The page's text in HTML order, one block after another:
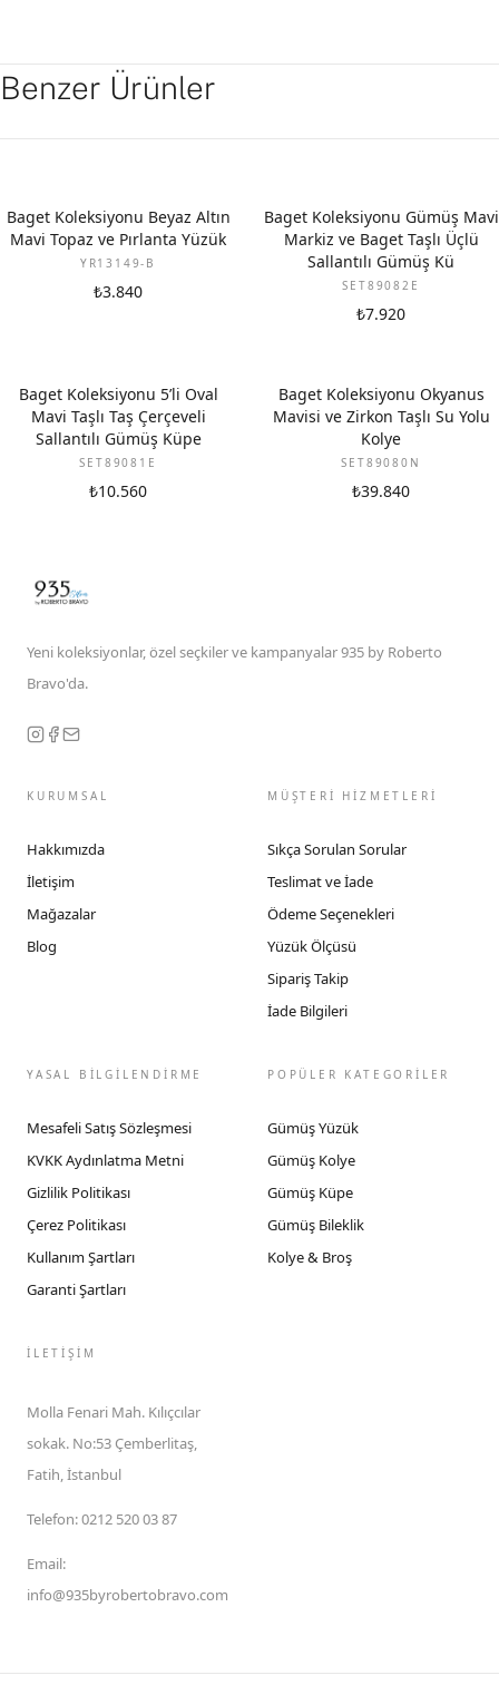
Benzer Ürünler
YENI
Baget Koleksiyonu Beyaz Altın
Mavi Topaz ve Pırlanta Yüzük
YR13149-B
₺3.840
Baget Koleksiyonu Gümüş Mavi
Markiz ve Baget Taşlı Üçlü
Sallantılı Gümüş Kü
SET89082E
₺7.920
Baget Koleksiyonu 5’li Oval
Mavi Taşlı Taş Çerçeveli
Sallantılı Gümüş Küpe
SET89081E
₺10.560
Baget Koleksiyonu Okyanus
Mavisi ve Zirkon Taşlı Su Yolu
Kolye
SET89080N
₺39.840
Yeni koleksiyonlar, özel seçkiler ve kampanyalar 935 by Roberto
Bravo'da.
KURUMSAL
Hakkımızda
İletişim
Mağazalar
Blog
MÜŞTERİ HİZMETLERİ
Sıkça Sorulan Sorular
Teslimat ve İade
Ödeme Seçenekleri
Yüzük Ölçüsü
Sipariş Takip
İade Bilgileri
YASAL BİLGİLENDİRME
Mesafeli Satış Sözleşmesi
KVKK Aydınlatma Metni
Gizlilik Politikası
Çerez Politikası
Kullanım Şartları
Garanti Şartları
POPÜLER KATEGORİLER
Gümüş Yüzük
Gümüş Kolye
Gümüş Küpe
Gümüş Bileklik
Kolye & Broş
İLETIŞIM
Molla Fenari Mah. Kılıçcılar
sokak. No:53 Çemberlitaş,
Fatih, İstanbul
Telefon:0212 520 03 87
Email:
info@935byrobertobravo.com